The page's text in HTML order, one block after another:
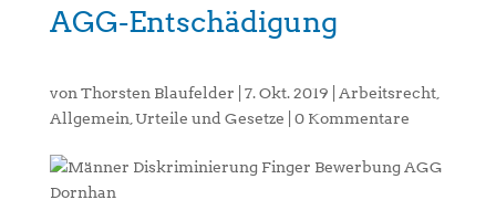
AGG-Entschädigung
von Thorsten Blaufelder 7. Okt. 2019 Arbeitsrecht,
Allgemein Urteile und Gesetze 0 Kommentare